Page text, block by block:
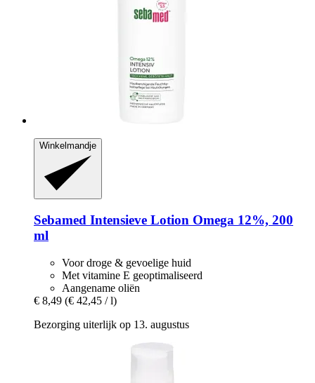
Winkelmandje
Sebamed Intensieve Lotion Omega 12%, 200
ml
Voor droge & gevoelige huid
Met vitamine E geoptimaliseerd
Aangename oliën
€ 8,49 (€ 42,45 / l)
Bezorging uiterlijk op 13. augustus